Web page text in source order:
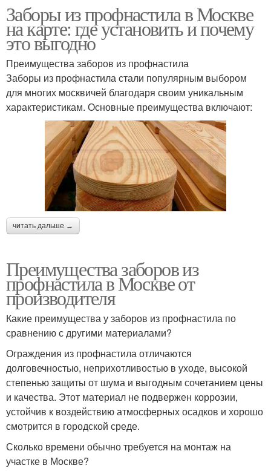
Заборы из профнастила в Москве
на карте: где установить и почему
это выгодно
Преимущества заборов из профнастила
Заборы из профнастила стали популярным выбором
для многих москвичей благодаря своим уникальным
характеристикам. Основные преимущества включают:
читать дальше →
Преимущества заборов из
профнастила в Москве от
производителя
Какие преимущества у заборов из профнастила по
сравнению с другими материалами?
Ограждения из профнастила отличаются
долговечностью, неприхотливостью в уходе, высокой
степенью защиты от шума и выгодным сочетанием цены
и качества. Этот материал не подвержен коррозии,
устойчив к воздействию атмосферных осадков и хорошо
смотрится в городской среде.
Сколько времени обычно требуется на монтаж на
участке в Москве?